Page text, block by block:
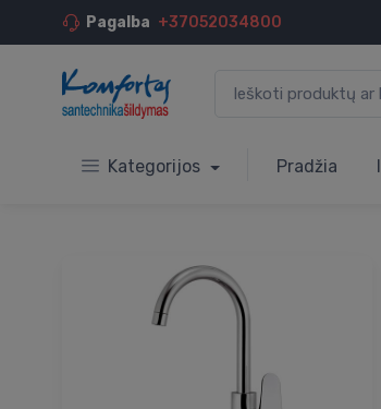
Pagalba +37052034800
Kategorijos Pradžia